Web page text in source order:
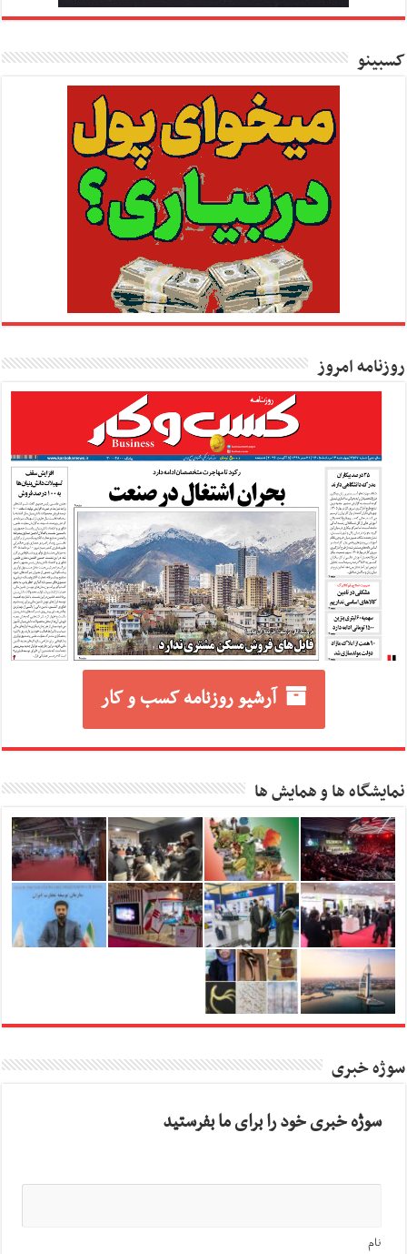
کسبینو
روزنامه امروز
آرشیو روزنامه کسب و کار
نمایشگاه ها و همایش ها
سوژه خبری
سوژه خبری خود را برای ما بفرستید
نام